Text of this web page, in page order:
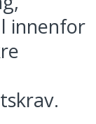
innenfor